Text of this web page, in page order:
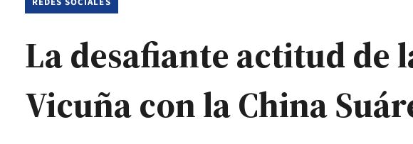
La desafiante actitud de
Vicuña con la China